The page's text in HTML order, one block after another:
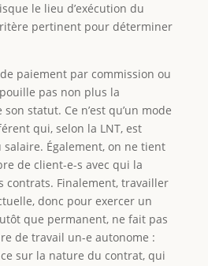
le lieu d’exécution du
pertinent pour déterminer
paiement par commission ou
pas non plus la
statut. Ce n’est qu’un mode
qui, selon la LNT, est
Également, on ne tient
de client-e-s avec qui la
contrats. Finalement, travailler
donc pour exercer un
que permanent, ne fait pas
de travail un-e autonome :
sur la nature du contrat, qui